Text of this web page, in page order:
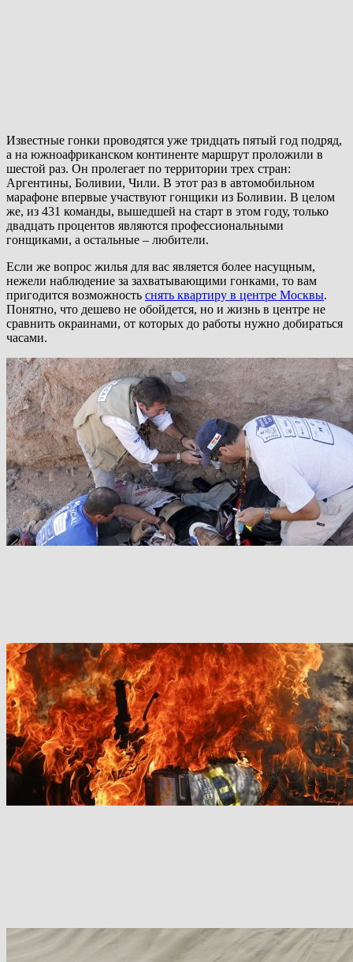
Известные гонки проводятся уже тридцать пятый год подряд,
а на южноафриканском континенте маршрут проложили в
шестой раз. Он пролегает по территории трех стран:
Аргентины, Боливии, Чили. В этот раз в автомобильном
марафоне впервые участвуют гонщики из Боливии. В целом
же, из 431 команды, вышедшей на старт в этом году, только
двадцать процентов являются профессиональными
гонщиками, а остальные – любители.
Если же вопрос жилья для вас является более насущным,
нежели наблюдение за захватывающими гонками, то вам
пригодится возможность снять квартиру в центре Москвы.
Понятно, что дешево не обойдется, но и жизнь в центре не
сравнить окраинами, от которых до работы нужно добираться
часами.